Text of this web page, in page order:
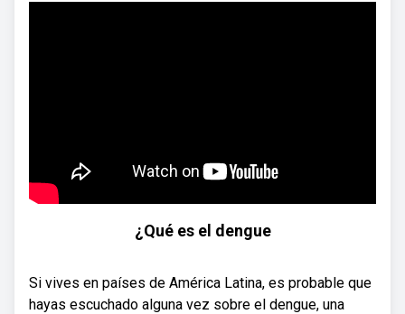
¿Qué es el dengue
Si vives en países de América Latina, es probable que
hayas escuchado alguna vez sobre el dengue, una